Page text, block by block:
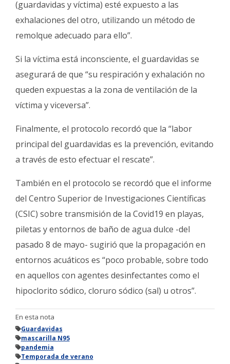
(guardavidas y víctima) esté expuesto a las
exhalaciones del otro, utilizando un método de
remolque adecuado para ello”.
Si la víctima está inconsciente, el guardavidas se
asegurará de que “su respiración y exhalación no
queden expuestas a la zona de ventilación de la
víctima y viceversa”.
Finalmente, el protocolo recordó que la “labor
principal del guardavidas es la prevención, evitando
a través de esto efectuar el rescate”.
También en el protocolo se recordó que el informe
del Centro Superior de Investigaciones Científicas
(CSIC) sobre transmisión de la Covid19 en playas,
piletas y entornos de baño de agua dulce -del
pasado 8 de mayo- sugirió que la propagación en
entornos acuáticos es “poco probable, sobre todo
en aquellos con agentes desinfectantes como el
hipoclorito sódico, cloruro sódico (sal) u otros”.
En esta nota
Guardavidas
mascarilla N95
pandemia
Temporada de verano